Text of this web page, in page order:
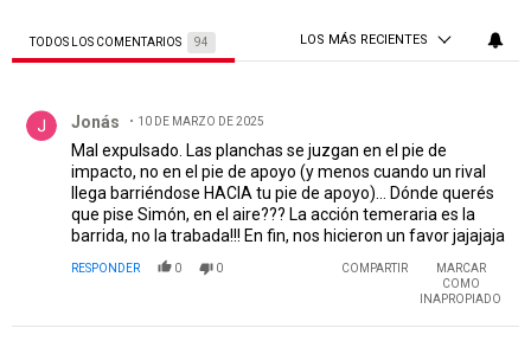
TODOS LOS COMENTARIOS 94 LOS MÁS RECIENTES
Jonás 10 DE MARZO DE 2025
Mal expulsado. Las planchas se juzgan en el pie de
impacto, no en el pie de apoyo (y menos cuando un rival
llega barriéndose HACIA tu pie de apoyo)... Dónde querés
que pise Simón, en el aire??? La acción temeraria es la
barrida, no la trabada!!! En fin, nos hicieron un favor jajajaja
RESPONDER 0 0 COMPARTIR
MARCAR
COMO
INAPROPIADO